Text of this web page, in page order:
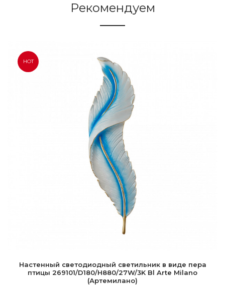
Рекомендуем
HOT
Настенный светодиодный светильник в виде пера
птицы 269101/D180/H880/27W/3K Bl Arte Milano
(Артемилано)